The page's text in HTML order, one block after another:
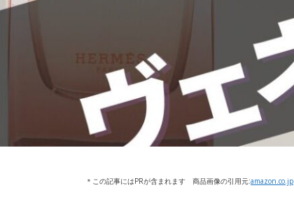
＊この記事にはPRが含まれます 商品画像の引用元:amazon.co.jp